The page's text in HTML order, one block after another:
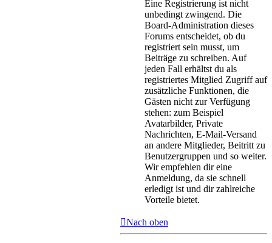
Eine Registrierung ist nicht
unbedingt zwingend. Die
Board-Administration dieses
Forums entscheidet, ob du
registriert sein musst, um
Beiträge zu schreiben. Auf
jeden Fall erhältst du als
registriertes Mitglied Zugriff auf
zusätzliche Funktionen, die
Gästen nicht zur Verfügung
stehen: zum Beispiel
Avatarbilder, Private
Nachrichten, E-Mail-Versand
an andere Mitglieder, Beitritt zu
Benutzergruppen und so weiter.
Wir empfehlen dir eine
Anmeldung, da sie schnell
erledigt ist und dir zahlreiche
Vorteile bietet.
Nach oben